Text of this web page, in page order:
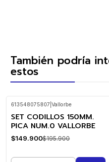
También podría
estos
-23%
OFF
613548075807 Vallorbe
SET CODILLOS 150MM.
PICA NUM.0 VALLORBE
$149.900$195.900